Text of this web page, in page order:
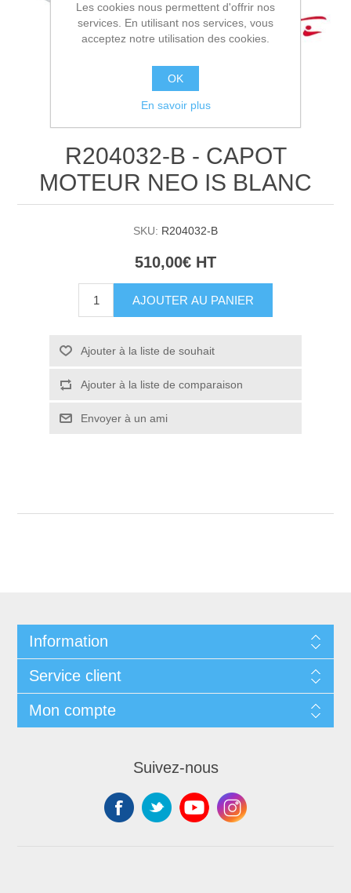
R204032-B - CAPOT
MOTEUR NEO IS BLANC
SKU: R204032-B
510,00€ HT
AJOUTER AU PANIER
Ajouter à la liste de souhait
Ajouter à la liste de comparaison
Envoyer à un ami
Information
Service client
Mon compte
Suivez-nous
Les cookies nous permettent d'offrir nos
services. En utilisant nos services, vous
acceptez notre utilisation des cookies.
OK
En savoir plus